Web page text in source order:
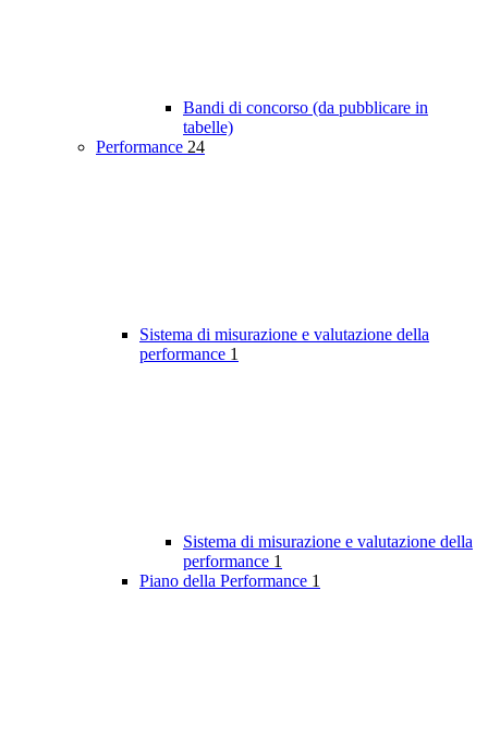
Bandi di concorso (da pubblicare in
tabelle)
Performance 24
Sistema di misurazione e valutazione della
performance 1
Sistema di misurazione e valutazione della
performance 1
Piano della Performance 1